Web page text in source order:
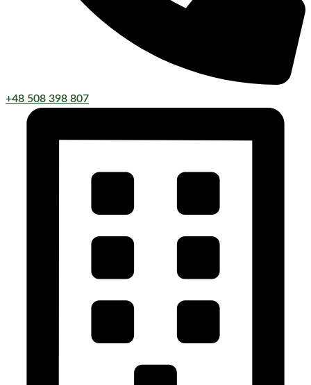
+48 508 398 807